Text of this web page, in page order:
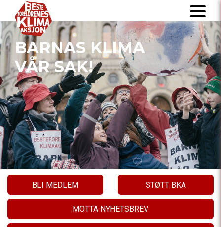
BARNAS KLIMA
VÅR SAK!
BLI MEDLEM STØTT BKA
MOTTA NYHETSBREV